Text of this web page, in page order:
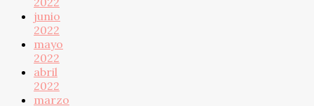
junio
2022
mayo
2022
abril
2022
marzo